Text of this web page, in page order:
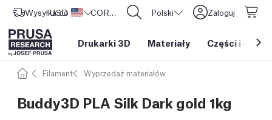
Wysyłka do Stany Zjednoczone
USD ($) CORE One L: Już w sprzedaży! Polski Zaloguj
Drukarki 3D Materiały Części i
Filament Wyprzedaż materiałów
Buddy3D PLA Silk Dark gold 1kg